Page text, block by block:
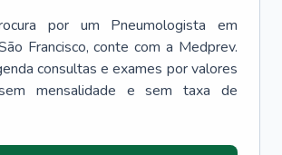
por um Pneumologista
em
Francisco, conte com a Medprev.
consultas e exames por valores
mensalidade e sem taxa de